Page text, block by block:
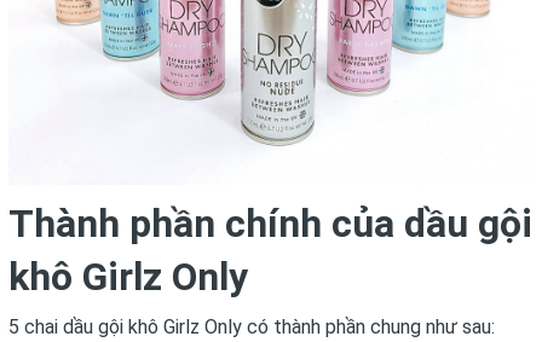
Thành phần chính của dầu gội
khô Girlz Only
5 chai dầu gội khô Girlz Only có thành phần chung như sau: